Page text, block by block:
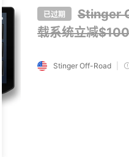
已过期
Stinger
载系统立减
Stinger Off-Road